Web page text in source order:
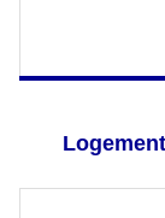
Logement